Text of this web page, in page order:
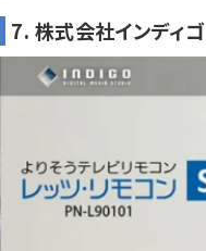
7. 株式会社インディゴ